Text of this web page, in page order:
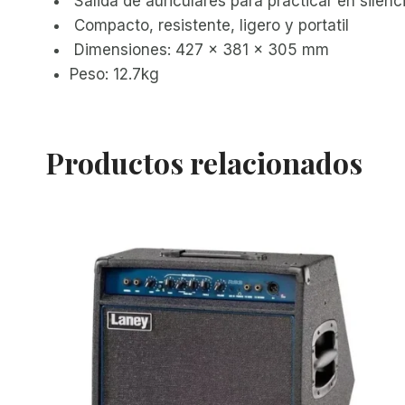
Compacto, resistente, ligero y portatil
Dimensiones: 427 x 381 x 305 mm
Peso: 12.7kg
Productos relacionados